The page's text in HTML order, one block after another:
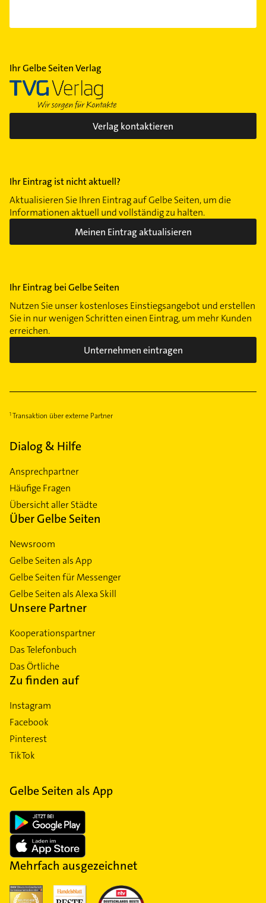
Ihr Gelbe Seiten Verlag
Verlag kontaktieren
Ihr Eintrag ist nicht aktuell?
Aktualisieren Sie Ihren Eintrag auf Gelbe Seiten, um die
Informationen aktuell und vollständig zu halten.
Meinen Eintrag aktualisieren
Ihr Eintrag bei Gelbe Seiten
Nutzen Sie unser kostenloses Einstiegsangebot und erstellen
Sie in nur wenigen Schritten einen Eintrag, um mehr Kunden
erreichen.
Unternehmen eintragen
Transaktion über externe Partner
Dialog & Hilfe
Ansprechpartner
Häufige Fragen
Übersicht aller Städte
Über Gelbe Seiten
Newsroom
Gelbe Seiten als App
Gelbe Seiten für Messenger
Gelbe Seiten als Alexa Skill
Unsere Partner
Kooperationspartner
Das Telefonbuch
Das Örtliche
Zu finden auf
Instagram
Facebook
Pinterest
TikTok
Gelbe Seiten als App
Mehrfach ausgezeichnet